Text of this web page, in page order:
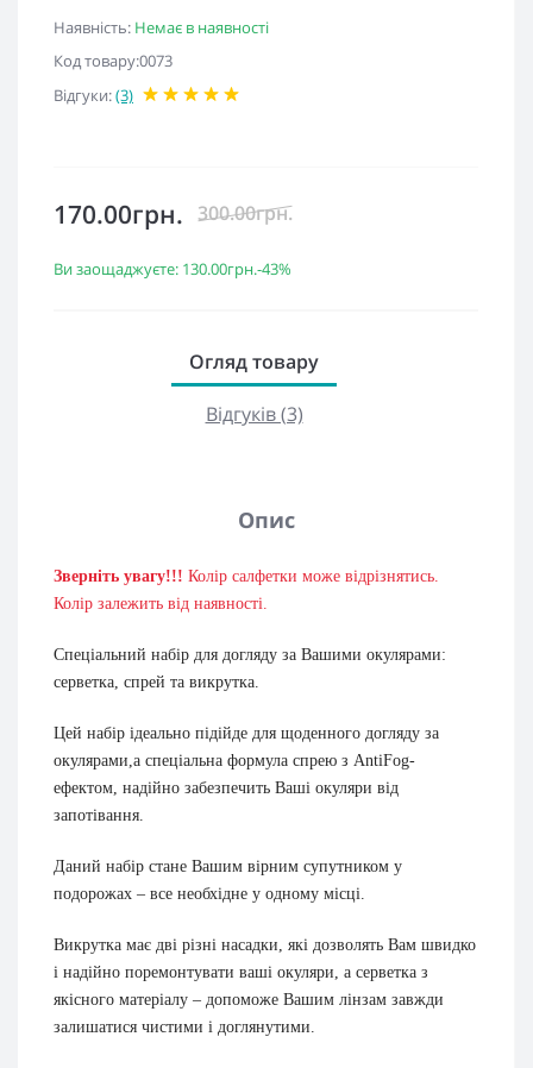
Наявність: Немає в наявності
Код товару:0073
Відгуки:(3)
170.00грн. 300.00грн.
Ви заощаджуєте: 130.00грн.-43%
Огляд товару
Відгуків (3)
Опис
Зверніть увагу!!! Колір салфетки може відрізнятись.
Колір залежить від наявності.
Спеціальний набір для догляду за Вашими окулярами:
серветка, спрей та викрутка.
Цей набір ідеально підійде для щоденного догляду за
окулярами,а спеціальна формула спрею з AntiFog-
ефектом, надійно забезпечить Ваші окуляри від
запотівання.
Даний набір стане Вашим вірним супутником у
подорожах – все необхідне у одному місці.
Викрутка має дві різні насадки, які дозволять Вам швидко
і надійно поремонтувати ваші окуляри, а серветка з
якісного матеріалу – допоможе Вашим лінзам завжди
залишатися чистими і доглянутими.